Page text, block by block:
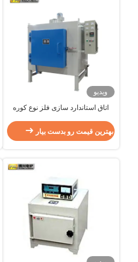
ویدیو
اتاق استاندارد سازی فلز نوع کوره
بهترین قیمت رو بدست بیار